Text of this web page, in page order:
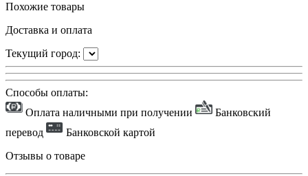
Похожие товары
Доставка и оплата
Текущий город:
Способы оплаты:
Оплата наличными при получении
Банковский
перевод
Банковской картой
Отзывы о товаре